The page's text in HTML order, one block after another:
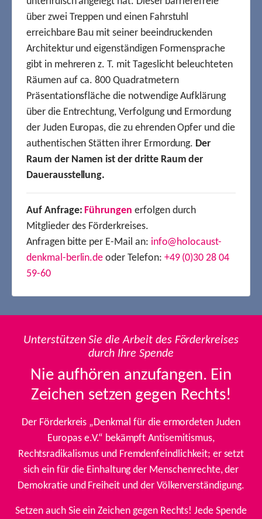
über zwei Treppen und einen Fahrstuhl
erreichbare Bau mit seiner beeindruckenden
Architektur und eigenständigen Formensprache
gibt in mehreren z. T. mit Tageslicht beleuchteten
Räumen auf ca. 800 Quadratmetern
Präsentationsfläche die notwendige Aufklärung
über die Entrechtung, Verfolgung und Ermordung
der Juden Europas, die zu ehrenden Opfer und die
authentischen Stätten ihrer Ermordung. Der
Raum der Namen ist der dritte Raum der
Dauerausstellung.
Auf Anfrage: Führungen erfolgen durch
Mitglieder des Förderkreises.
Anfragen bitte per E-Mail an: info@holocaust-
denkmal-berlin.de oder Telefon: +49 (0)30 28 04
59-60
Unterstützen Sie die Arbeit des Förderkreises
durch Ihre Spende
Nie aufhören anzufangen. Ein
Zeichen setzen gegen Rechts!
Der Förderkreis „Denkmal für die ermordeten Juden
Europas e.V.“ bekämpft Antisemitismus,
Rechtsradikalismus und Fremdenfeindlichkeit; er setzt
sich ein für die Einhaltung der Menschenrechte, der
Demokratie und Freiheit und der Völkerverständigung.
Setzen auch Sie ein Zeichen gegen Rechts! Jede Spende